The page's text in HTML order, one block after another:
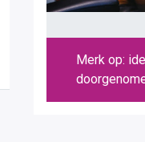
Merk op: